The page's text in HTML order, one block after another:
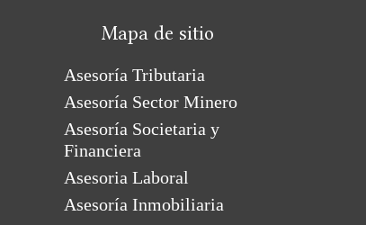
Mapa de sitio
Asesoría Tributaria
Asesoría Sector Minero
Asesoría Societaria y
Financiera
Asesoria Laboral
Asesoría Inmobiliaria